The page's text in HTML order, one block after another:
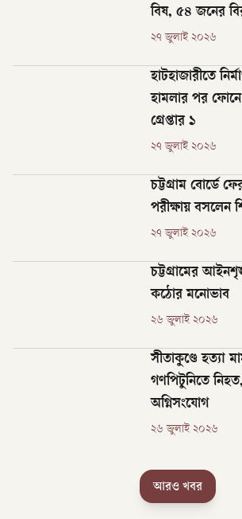
বিষ, ৫৪ জনের
২৭ জুলাই ২০২৬
হাটহাজারীতে
হামলার পর
গ্রেপ্তার ১
২৭ জুলাই ২০২৬
চট্টগ্রাম বোর্ডে
পরীক্ষায় বসলেন
২৭ জুলাই ২০২৬
চট্টগ্রামের
কঠোর মনোভাব
২৬ জুলাই ২০২৬
সীতাকুণ্ডে হত্যা
গণপিটুনিতে
অগ্নিসংযোগ
২৬ জুলাই ২০২৬
আরও খবর